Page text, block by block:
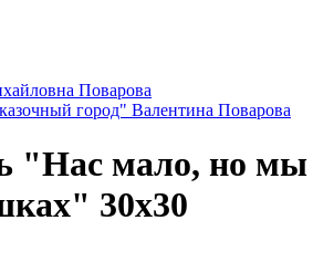
Поварова
город" Валентина Поварова
"Нас мало, но мы
30х30